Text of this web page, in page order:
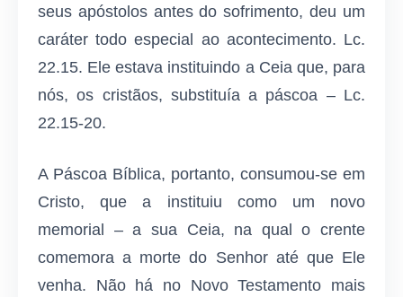
seus apóstolos antes do sofrimento, deu um
caráter todo especial ao acontecimento. Lc.
22.15. Ele estava instituindo a Ceia que, para
nós, os cristãos, substituía a páscoa – Lc.
22.15-20.
A Páscoa Bíblica, portanto, consumou-se em
Cristo, que a instituiu como um novo
memorial – a sua Ceia, na qual o crente
comemora a morte do Senhor até que Ele
venha. Não há no Novo Testamento mais